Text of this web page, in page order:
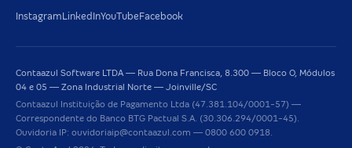
InstagramLinkedInYouTubeFacebook
Contaazul Software LTDA — Rua Dona Francisca, 8.300 — Bloco O, Módulos
04 e 05 — Zona Industrial Norte — Joinville/SC
Contaazul Instituição de Pagamento Ltda (47.381.104/0001-57) —
Correspondente do Banco BTG Pactual S.A. (30.306.294/0001-45).
Ouvidoria IP: ouvidoriaip@contaazul.com — 0800 600 0918.